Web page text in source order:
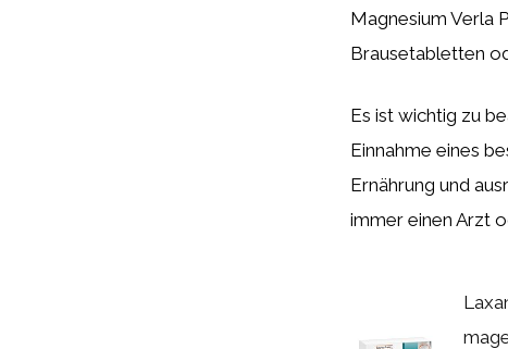
Magnesium Verla
Brausetabletten
Es ist wichtig zu
Einnahme eines
Ernährung und
immer einen Arzt